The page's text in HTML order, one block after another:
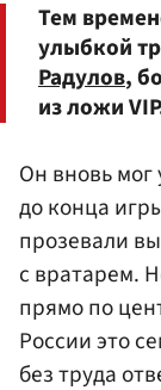
Тем
улыбкой
Радулов,
из ложи
Он вновь мог
до конца
прозевали
с вратарем.
прямо по
России это
без труда